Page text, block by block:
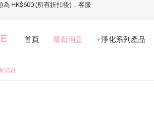
HK$600 (所有折扣後)，客服
首頁 最新消息 +淨化系列產品
消息